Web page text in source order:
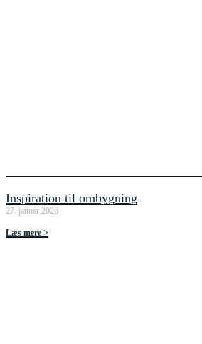
Inspiration til ombygning
27. januar 2026
Læs mere >